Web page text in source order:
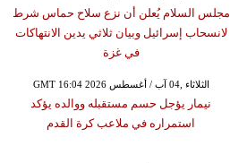
مجلس السلام يُعلن أن نزع سلاح حماس شرط
لانسحاب إسرائيل وبيان ثلاثي يدين الانتهاكات
في غزة
GMT 16:04 2026 الثلاثاء ,04 آب / أغسطس
نيمار يؤجل حسم مستقبله ووالده يؤكد
استمراره في ملاعب كرة القدم